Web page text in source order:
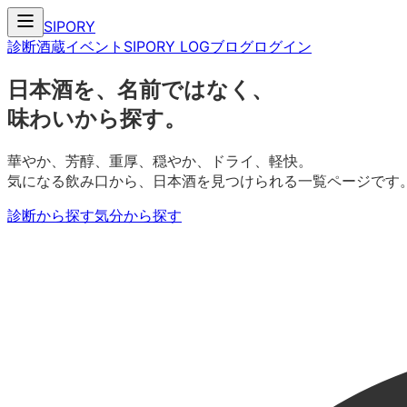
SIPORY
診断酒蔵イベント SIPORY LOGブログログイン
日本酒を、名前ではなく、
味わいから探す。
華やか、芳醇、重厚、穏やか、ドライ、軽快。
気になる飲み口から、日本酒を見つけられる一覧ページです
診断から探す気分から探す